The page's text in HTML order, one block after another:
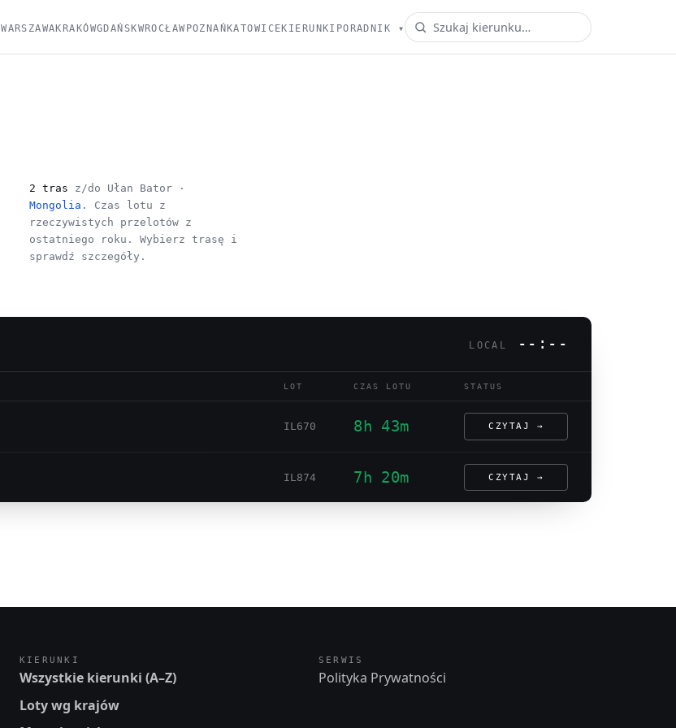
WARSZAWAKRAKÓWGDAŃSKWROCŁAW POZNAŃKATOWICEKIERUNKI PORADNIK ▾
2 tras z/do Ułan Bator ·
Mongolia . Czas lotu z
rzeczywistych przelotów z
ostatniego roku. Wybierz trasę i
sprawdź szczegóły.
LOCAL --:--
LOT CZAS LOTU STATUS
IL670 8h 43m CZYTAJ →
IL874 7h 20m CZYTAJ →
KIERUNKI
Wszystkie kierunki (A–Z)
Loty wg krajów
SERWIS
Polityka Prywatności